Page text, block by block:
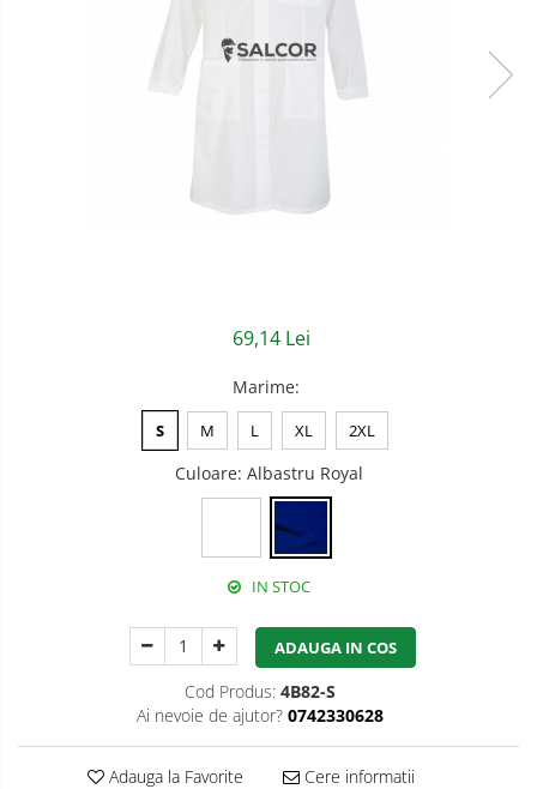
Jachete/Bluze Salopeta
Pantaloni cu pieptar
Mijloace de legatura
Opritoare de cadere
Semnalizare rutiera
69,14 Lei
Marime:
S M L XL 2XL
Culoare: Albastru Royal
IN STOC
ADAUGA IN COS
Cod Produs: 4B82-S
Ai nevoie de ajutor? 0742330628
Adauga la Favorite Cere informatii